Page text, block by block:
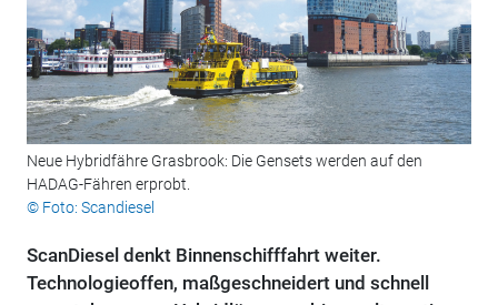
Neue Hybridfähre Grasbrook: Die Gensets werden auf den
HADAG-Fähren erprobt.
© Foto: Scandiesel
ScanDiesel denkt Binnenschifffahrt weiter.
Technologieoffen, maßgeschneidert und schnell